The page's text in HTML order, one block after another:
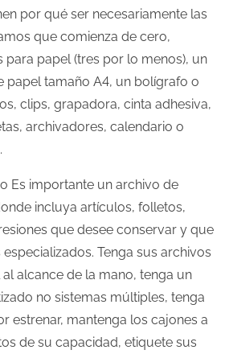
por qué ser necesariamente las
que comienza de cero,
para papel (tres por lo menos), un
papel tamaño A4, un bolígrafo o
clips, grapadora, cinta adhesiva,
archivadores, calendario o
Es importante un archivo de
incluya artículos, folletos,
que desee conservar y que
Tenga sus archivos
alcance de la mano, tenga un
no sistemas múltiples, tenga
estrenar, mantenga los cajones a
de su capacidad, etiquete sus